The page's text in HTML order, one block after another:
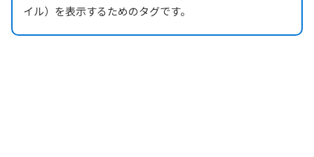
イル）を表示するためのタグです。